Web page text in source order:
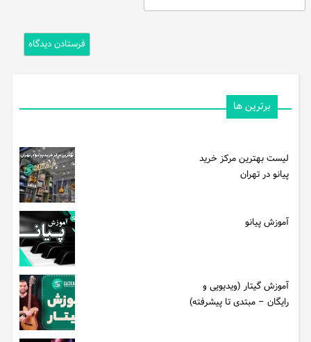
برترین ها
لیست بهترین مرکز خرید
پیانو در تهران
آموزش پیانو
آموزش گیتار (ویدیویی و
رایگان – مبتدی تا پیشرفته)